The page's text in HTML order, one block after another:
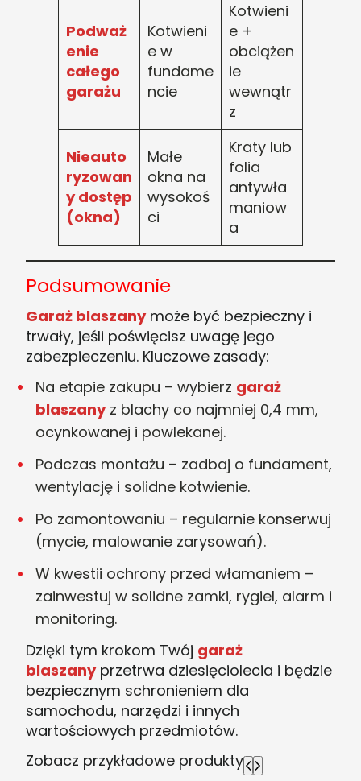
Podważ
enie
całego
garażu
Kotwieni
e w
fundame
ncie
Kotwieni
e +
obciążen
ie
wewnątr
z
Nieauto
ryzowan
y dostęp
(okna)
Małe
okna na
wysokoś
ci
Kraty lub
folia
antywła
maniow
a
Podsumowanie
Garaż blaszanymoże być bezpieczny i
trwały, jeśli poświęcisz uwagę jego
zabezpieczeniu. Kluczowe zasady:
Na etapie zakupu – wybierz garaż
blaszanyz blachy co najmniej 0,4 mm,
ocynkowanej i powlekanej.
Podczas montażu – zadbaj o fundament,
wentylację i solidne kotwienie.
Po zamontowaniu – regularnie konserwuj
(mycie, malowanie zarysowań).
W kwestii ochrony przed włamaniem –
zainwestuj w solidne zamki, rygiel, alarm i
monitoring.
Dzięki tym krokom Twój garaż
blaszanyprzetrwa dziesięciolecia i będzie
bezpiecznym schronieniem dla
samochodu, narzędzi i innych
wartościowych przedmiotów.
Zobacz przykładowe produkty